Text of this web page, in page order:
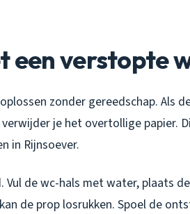
een verstopte
zonder gereedschap. Als
je het overtollige papier.
in Rijnsoever.
de wc-hals met water, plaats
de prop losrukken. Spoel de